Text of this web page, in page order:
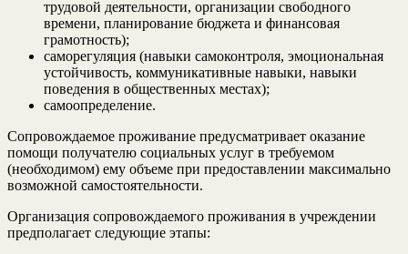
трудовой деятельности, организации свободного
времени, планирование бюджета и финансовая
грамотность);
саморегуляция (навыки самоконтроля, эмоциональная
устойчивость, коммуникативные навыки, навыки
поведения в общественных местах);
самоопределение.
Сопровождаемое проживание предусматривает оказание
помощи получателю социальных услуг в требуемом
(необходимом) ему объеме при предоставлении максимально
возможной самостоятельности.
Организация сопровождаемого проживания в учреждении
предполагает следующие этапы: